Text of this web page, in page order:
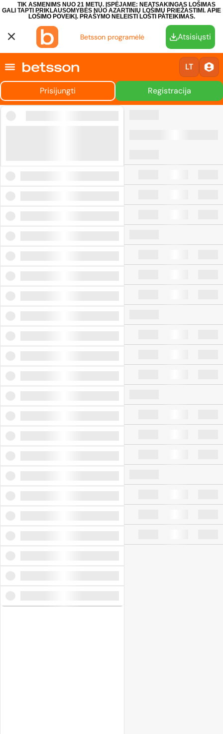
TIK ASMENIMS NUO 21 METŲ. ĮSPĖJAME: NEATSAKINGAS LOŠIMAS
GALI TAPTI PRIKLAUSOMYBĖS NUO AZARTINIŲ LOŠIMŲ PRIEŽASTIMI. APIE
LOŠIMO POVEIKĮ. PRAŠYMO NELEISTI LOŠTI PATEIKIMAS.
Betsson programėlė Atsisiųsti
LT
Prisijungti Registracija